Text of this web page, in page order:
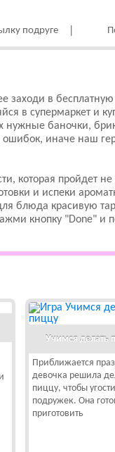
подруге
заходи в
в супермаркет и
баночки,
иначе наш
которая пройдет
и испеки
блюда красивую
кнопку "Done" и
Учимся делать
Приближается
девочка решила
пиццу, чтобы
подружек. Она
приготовить